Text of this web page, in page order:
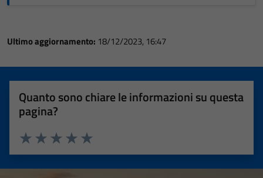
Ultimo aggiornamento: 18/12/2023, 16:47
Quanto sono chiare le informazioni su questa
pagina?
Valuta 5 stelle su 5
Valuta 4 stelle su 5
Valuta 3 stelle su 5
Valuta 2 stelle su 5
Valuta 1 stelle su 5